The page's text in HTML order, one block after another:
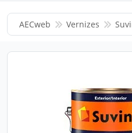
AECweb Vernizes